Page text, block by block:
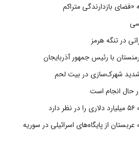
«فضای بازدارندگی متراکم
در تنگه هرمز
با رئیس جمهور آذربایجان
شهرک‌سازی در بیت‌ لحم
حال انجام است
از پایگاه‌های اسرائیلی در سوریه